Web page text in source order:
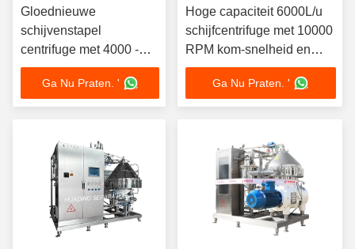
Gloednieuwe
schijvenstapel
centrifuge met 4000 -
10000 rpm kom-
snelheid en > 10.000 g
centrifugale kracht voor
Ga Nu Praten. '
Hoge capaciteit 6000L/u
schijfcentrifuge met 10000
RPM kom-snelheid en
10000 g centrifugale
kracht voor VCO-
verwerking
Ga Nu Praten. '